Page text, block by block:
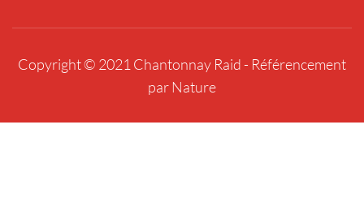
Copyright © 2021 Chantonnay Raid - Référencement
par Nature